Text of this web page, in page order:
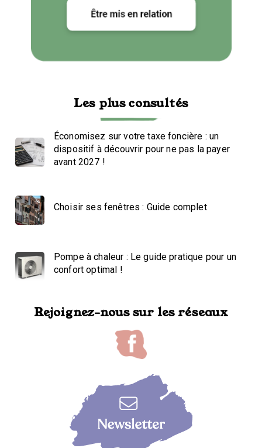
Les plus consultés
Économisez sur votre taxe foncière : un
dispositif à découvrir pour ne pas la payer
avant 2027 !
Choisir ses fenêtres : Guide complet
Pompe à chaleur : Le guide pratique pour un
confort optimal !
Rejoignez-nous sur les réseaux